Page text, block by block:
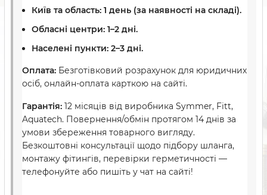
Київ та область: 1 день (за наявності на складі).
Обласні центри: 1–2 дні.
Населені пункти: 2–3 дні.
Оплата: Безготівковий розрахунок для юридичних
осіб, онлайн-оплата карткою на сайті.
Гарантія: 12 місяців від виробника Symmer, Fitt,
Aquatech. Повернення/обмін протягом 14 днів за
умови збереження товарного вигляду.
Безкоштовні консультації щодо підбору шланга,
монтажу фітингів, перевірки герметичності —
телефонуйте або пишіть у чат на сайті!